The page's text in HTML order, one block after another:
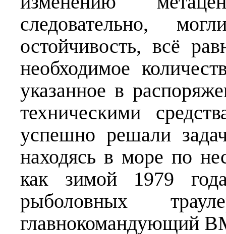
следовательно,
остойчивость, всё
необходимое
указанное в
техническими
успешно решали
находясь в море по
как зимой 1979
рыболовных
главнокомандующий